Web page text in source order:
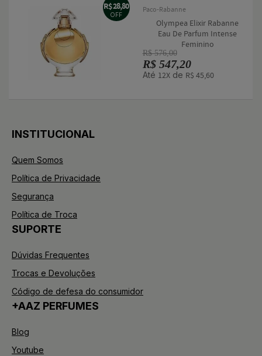
R$ 28,80
OFF
Paco-Rabanne
Olympea Elixir Rabanne
Eau De Parfum Intense
Feminino
R$ 576,00
R$ 547,20
Até 12Xde R$ 45,60
INSTITUCIONAL
Quem Somos
Política de Privacidade
Segurança
Política de Troca
SUPORTE
Dúvidas Frequentes
Trocas e Devoluções
Código de defesa do consumidor
+AAZ PERFUMES
Blog
Youtube